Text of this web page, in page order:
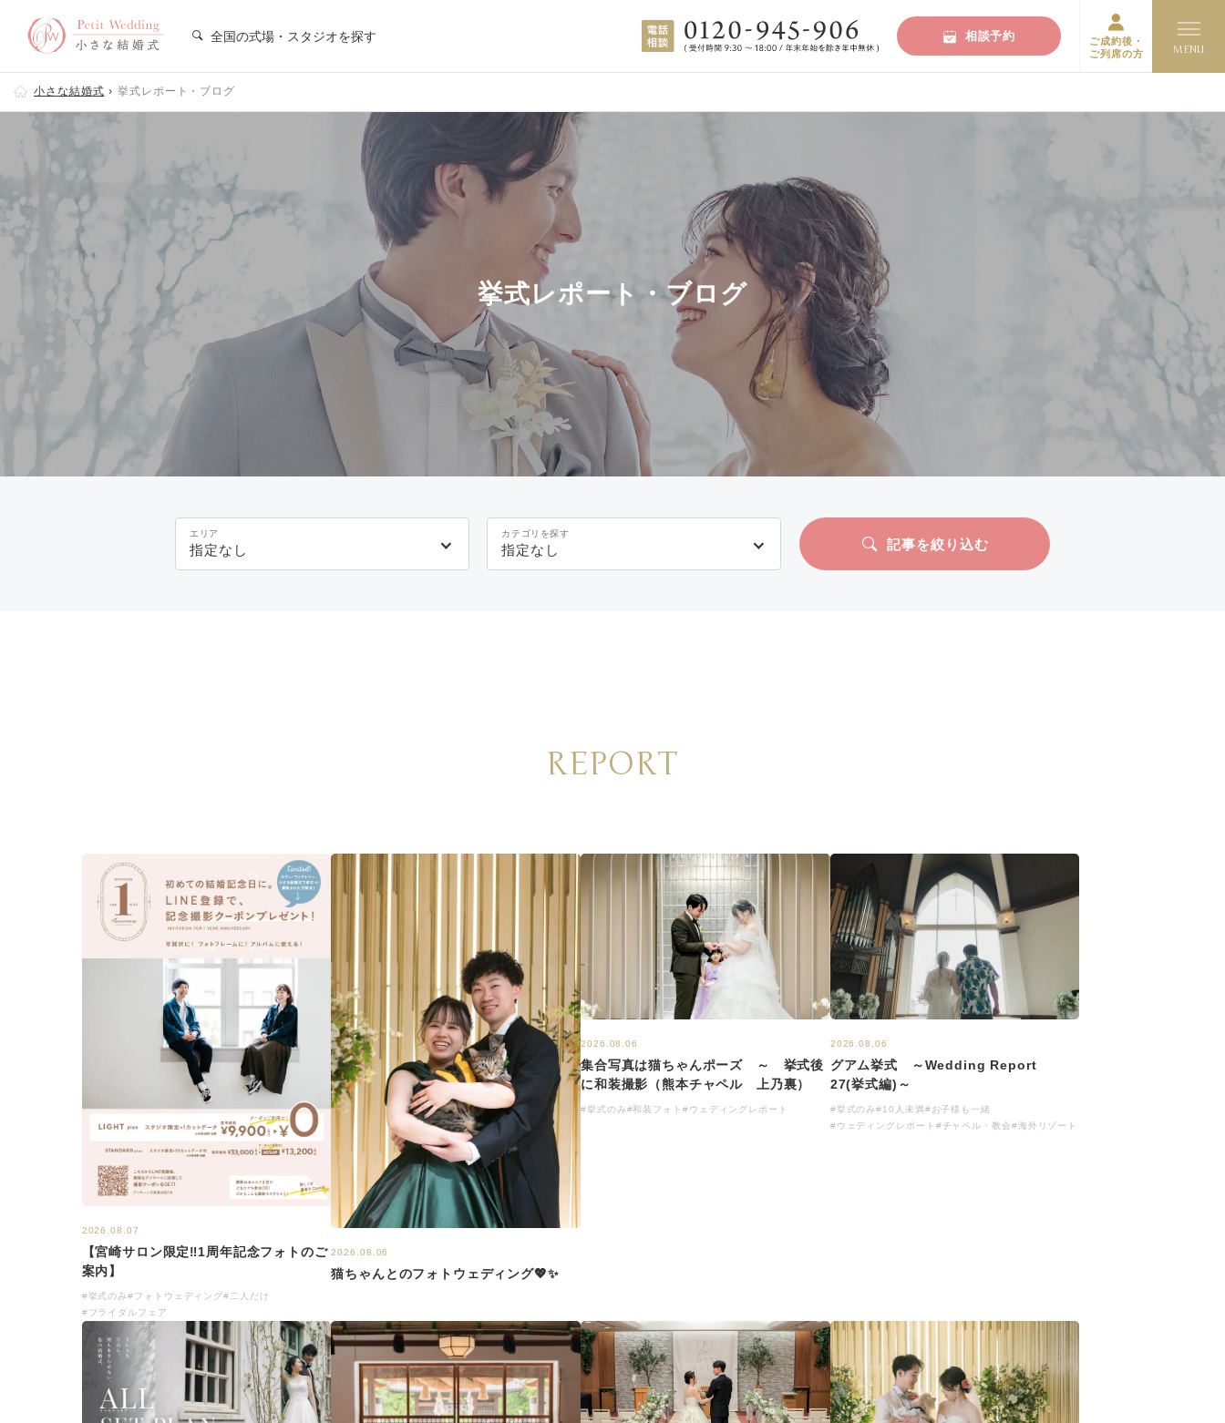
全国の式場・スタジオを探す 相談予約
ご成約後・
ご列席の方
小さな結婚式 挙式レポート・ブログ
挙式レポート・ブログ
エリア
指定なし
カテゴリを探す
指定なし 記事を絞り込む
REPORT
2026.08.07
【宮崎サロン限定‼1周年記念フォトのご
案内】
#挙式のみ#フォトウェディング#二人だけ
#ブライダルフェア
2026.08.06
猫ちゃんとのフォトウェディング💖✨
2026.08.06
集合写真は猫ちゃんポーズ ～ 挙式後
に和装撮影（熊本チャペル 上乃裏）
#挙式のみ#和装フォト #ウェディングレポート
2026.08.06
グアム挙式 ～Wedding Report
27(挙式編)～
#挙式のみ#10人未満 #お子様も一緒
#ウェディングレポート #チャペル・教会#海外リゾート